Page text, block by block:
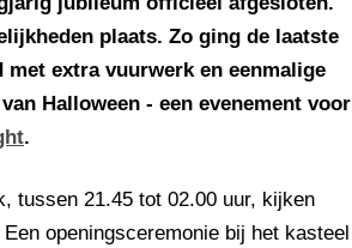
plaats. Zo ging de laatste
extra vuurwerk en eenmalige
Halloween - een evenement voor
.
tussen 21.45 tot 02.00 uur, kijken
openingsceremonie bij het kasteel